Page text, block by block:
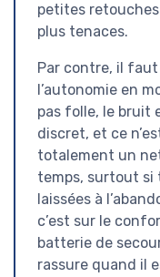
petites
plus tenaces.
Par contre, il
l’autonomie en
pas folle, le bruit
discret, et ce
totalement un
temps, surtout
laissées à
c’est sur le
batterie de
rassure quand il